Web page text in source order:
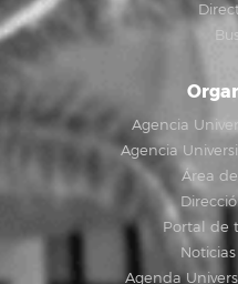
Agencia
Agencia
Área
Portal de
Agenda